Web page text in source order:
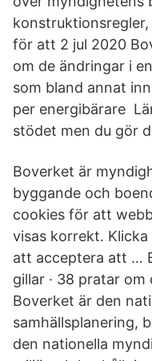
för att 2 jul 2020
om de ändringar i
som bland annat
per energibärare
stödet men du gör
Boverket är
byggande och
cookies för att
visas korrekt.
att acceptera att …
gillar · 38 pratar om
Boverket är den
samhällsplanering,
den nationella